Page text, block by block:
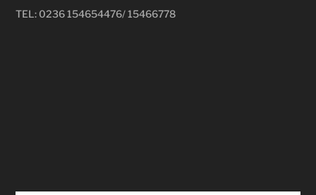
TEL: 0236 154654476/ 15466778